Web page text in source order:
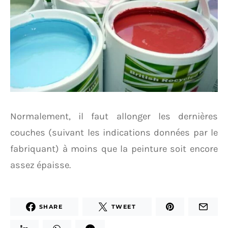
Normalement, il faut allonger les dernières
couches (suivant les indications données par le
fabriquant) à moins que la peinture soit encore
assez épaisse.
SHARE TWEET